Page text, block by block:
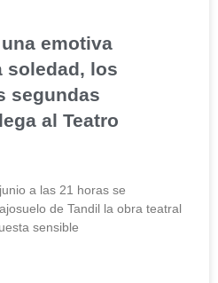
emotiva
soledad, los
segundas
al Teatro
a las 21 horas se
de Tandil la obra teatral
sensible